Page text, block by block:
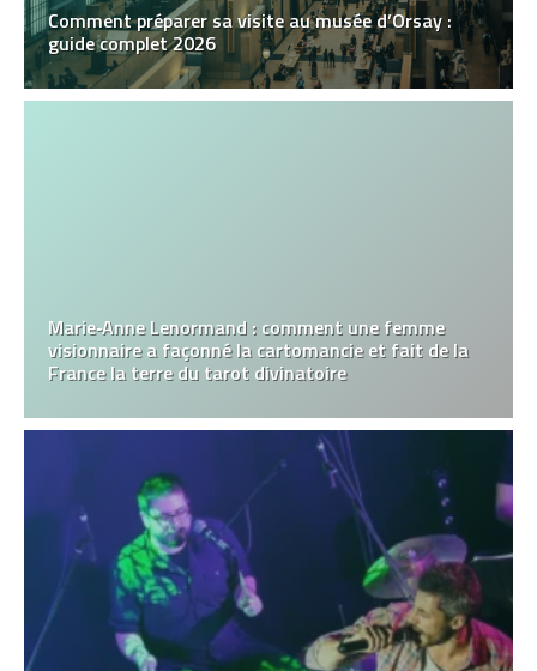
Comment préparer sa visite au musée d’Orsay :
guide complet 2026
Marie‑Anne Lenormand : comment une femme
visionnaire a façonné la cartomancie et fait de la
France la terre du tarot divinatoire